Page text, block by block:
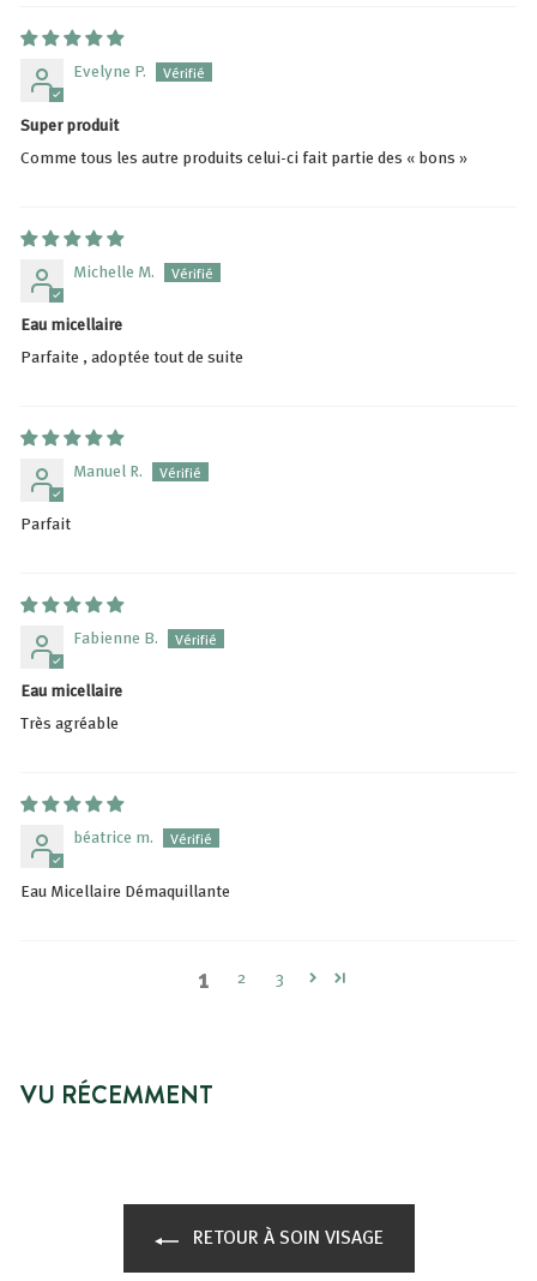
Evelyne P.
Super produit
Comme tous les autre produits celui-ci fait partie des « bons »
Michelle M.
Eau micellaire
Parfaite , adoptée tout de suite
Manuel R.
Parfait
Fabienne B.
Eau micellaire
Très agréable
béatrice m.
Eau Micellaire Démaquillante
1 2 3
VU RÉCEMMENT
RETOUR À SOIN VISAGE